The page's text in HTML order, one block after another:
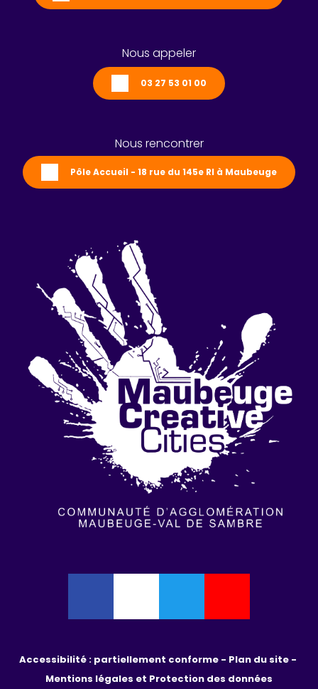
Nous appeler
03 27 53 01 00
Nous rencontrer
Pôle Accueil - 18 rue du 145e RI à Maubeuge
Accessibilité : partiellement conforme -
Mentions légales et Protection des données